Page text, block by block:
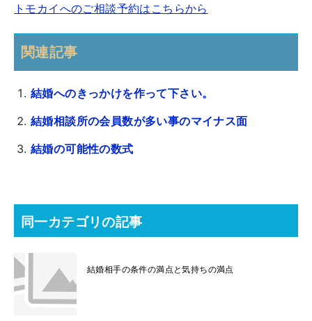
トモカイへのご相談予約はこちらから
関連記事
結婚へのきっかけを作って下さい。
結婚相談所の会員数が多い事のマイナス面
結婚の可能性の数式
同一カテゴリの記事
結婚相手の条件の満点と気持ちの満点